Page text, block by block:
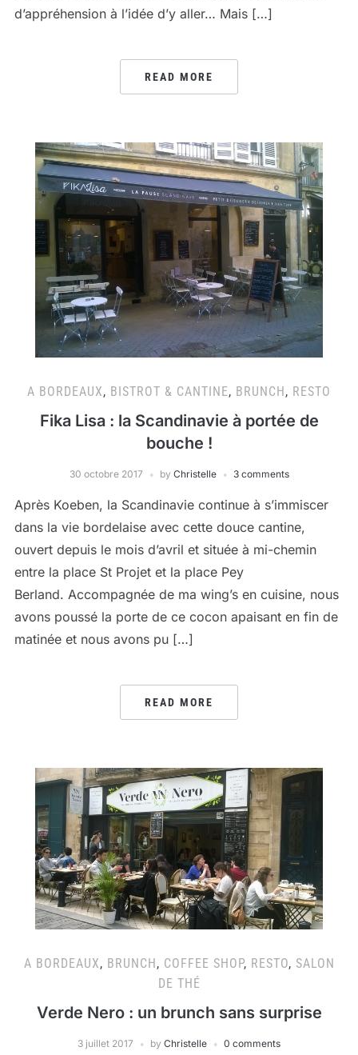
d’appréhension à l’idée d’y aller… Mais […]
READ MORE
A BORDEAUX, BISTROT & CANTINE, BRUNCH, RESTO
Fika Lisa : la Scandinavie à portée de
bouche !
30 octobre 2017 by Christelle 3 comments
Après Koeben, la Scandinavie continue à s’immiscer
dans la vie bordelaise avec cette douce cantine,
ouvert depuis le mois d’avril et située à mi-chemin
entre la place St Projet et la place Pey
Berland. Accompagnée de ma wing’s en cuisine, nous
avons poussé la porte de ce cocon apaisant en fin de
matinée et nous avons pu […]
READ MORE
A BORDEAUX, BRUNCH, COFFEE SHOP, RESTO, SALON
DE THÉ
Verde Nero : un brunch sans surprise
3 juillet 2017 by Christelle 0 comments